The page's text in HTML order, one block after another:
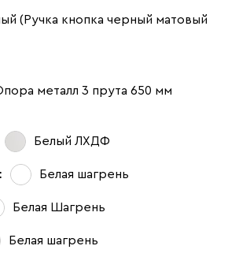
(Ручка кнопка черный матовый
металл 3 прута 650 мм
Белый ЛХДФ
Белая шагрень
Белая Шагрень
Белая шагрень